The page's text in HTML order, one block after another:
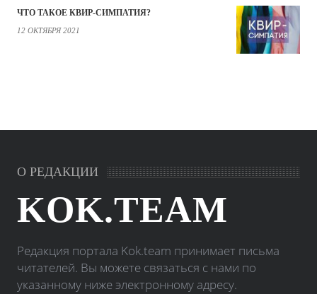
ЧТО ТАКОЕ КВИР-СИМПАТИЯ?
12 ОКТЯБРЯ 2021
О РЕДАКЦИИ
KOK.TEAM
Редакция портала Kok.team принимает письма
читателей. Вы можете связаться с нами по
указанному ниже электронному адресу.